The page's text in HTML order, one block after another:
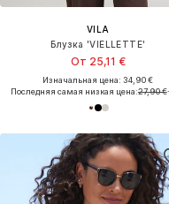
VILA
Блузка 'VIELLETTE'
От 25,11 €
Изначальная цена: 34,90 €
Последняя самая низкая цена:27,90 €